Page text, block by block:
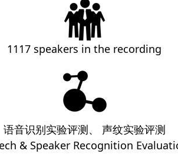
语音识别实验评测、 声纹实验评测
& Speaker Recognition
1117 speakers in the recording